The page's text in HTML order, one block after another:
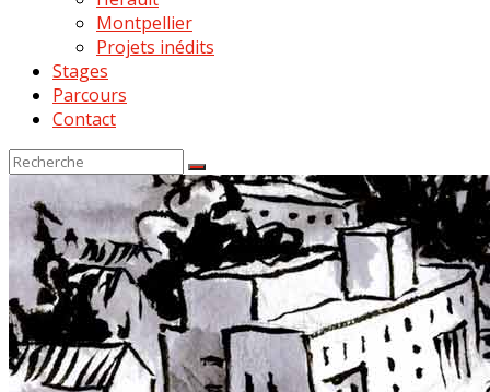
Montpellier
Projets inédits
Stages
Parcours
Contact